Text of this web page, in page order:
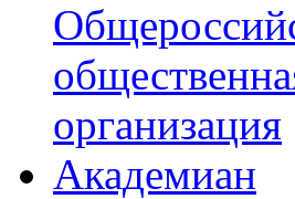
организация
Академиан